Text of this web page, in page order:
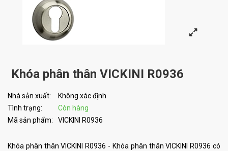
Khóa phân thân VICKINI R0936
Nhà sản xuất:
Không xác định
Tình trạng:
Còn hàng
Mã sản phẩm:
VICKINI R0936
Khóa phân thân VICKINI R0936 - Khóa phân thân VICKINI R0936 có